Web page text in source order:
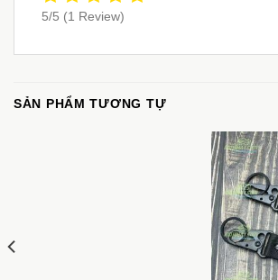
5/5 (1 Review)
SẢN PHẨM TƯƠNG TỰ